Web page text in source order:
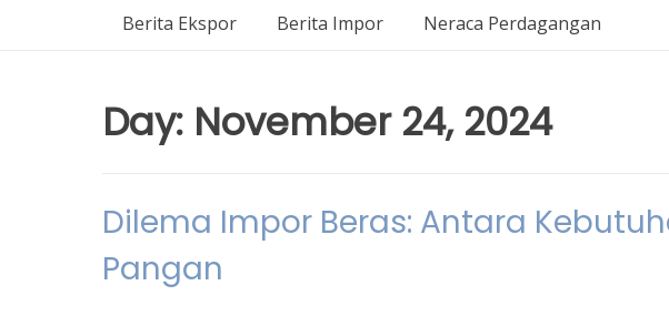
Berita Ekspor Berita Impor Neraca Perdagangan
Day: November 24, 2024
Dilema Impor Beras: Antara
Pangan